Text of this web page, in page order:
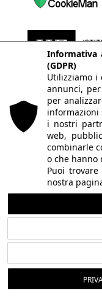
FOLLOW
HAI
Consulta l'area
QUALCHE
SFUGGE?
Consulta il
Scopri i
Informativa
(GDPR)
Utilizziamo i
annunci,
per
informazioni
i nostri
web,
combinarle
o che hanno
Puoi
nostra